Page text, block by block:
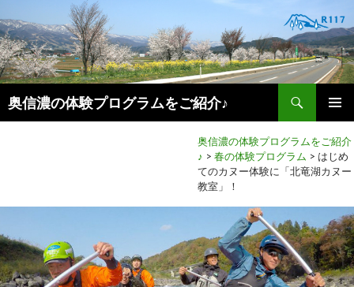
奥信濃の体験プログラムをご紹介♪
検
索
ニュー
奥信濃の体験プログラムをご紹介
♪ > 春の体験プログラム > はじめ
てのカヌー体験に「北竜湖カヌー
教室」！